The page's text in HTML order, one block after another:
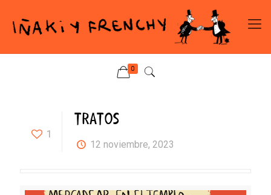
0
1
TRATOS
12 noviembre, 2023